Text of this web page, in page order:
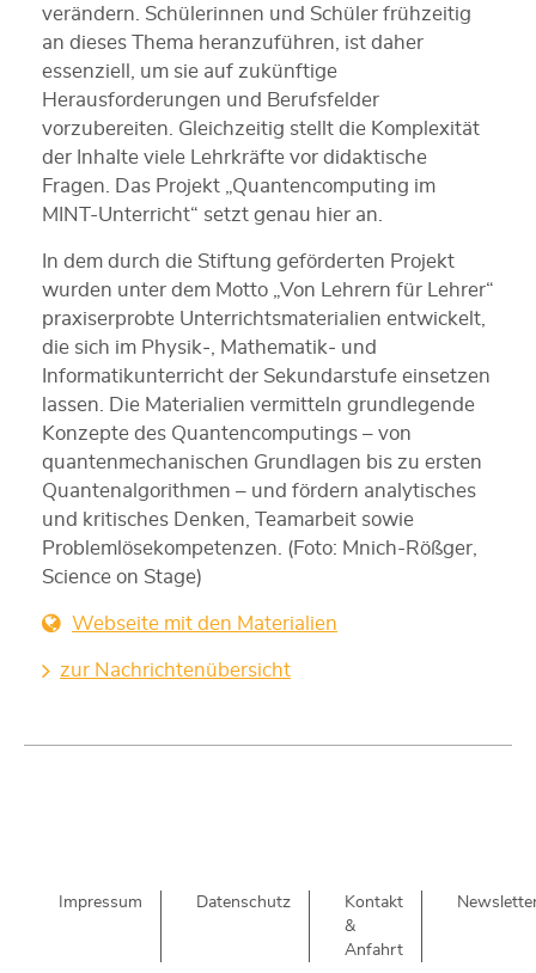
verändern. Schülerinnen und Schüler frühzeitig
an dieses Thema heranzuführen, ist daher
essenziell, um sie auf zukünftige
Herausforderungen und Berufsfelder
vorzubereiten. Gleichzeitig stellt die Komplexität
der Inhalte viele Lehrkräfte vor didaktische
Fragen. Das Projekt „Quantencomputing im
MINT-Unterricht“ setzt genau hier an.
In dem durch die Stiftung geförderten Projekt
wurden unter dem Motto „Von Lehrern für Lehrer“
praxiserprobte Unterrichtsmaterialien entwickelt,
die sich im Physik‑, Mathematik‑ und
Informatikunterricht der Sekundarstufe einsetzen
lassen. Die Materialien vermitteln grundlegende
Konzepte des Quantencomputings – von
quantenmechanischen Grundlagen bis zu ersten
Quantenalgorithmen – und fördern analytisches
und kritisches Denken, Teamarbeit sowie
Problemlösekompetenzen. (Foto: Mnich-Rößger,
Science on Stage)
Webseite mit den Materialien
zur Nachrichtenübersicht
Impressum Datenschutz
Kontakt
&
Anfahrt